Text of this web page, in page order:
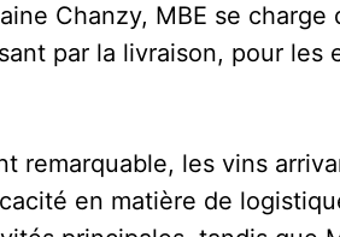
Chanzy, MBE se charge
par la livraison, pour les
remarquable, les vins
en matière de